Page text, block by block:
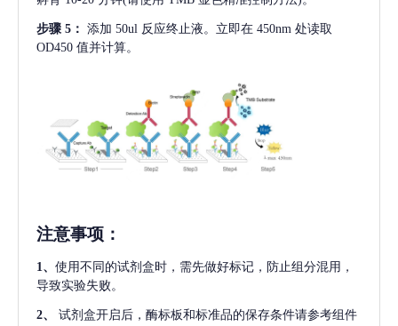
步骤 5： 添加 50ul 反应终止液。立即在 450nm 处读取
OD450 值并计算。
注意事项 ：
1、 使用不同的试剂盒时，需先做好标记，防止组分混用，
导致实验失败。
2、
试剂盒开启后，酶标板和标准品的保存条件请参考组件